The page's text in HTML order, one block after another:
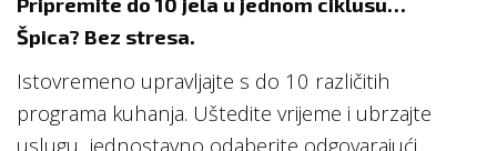
Špica? Bez stresa.
Istovremeno upravljajte s do 10 različitih
programa kuhanja. Uštedite vrijeme i ubrzajte
uslugu jednostavno odaberite odgovarajući